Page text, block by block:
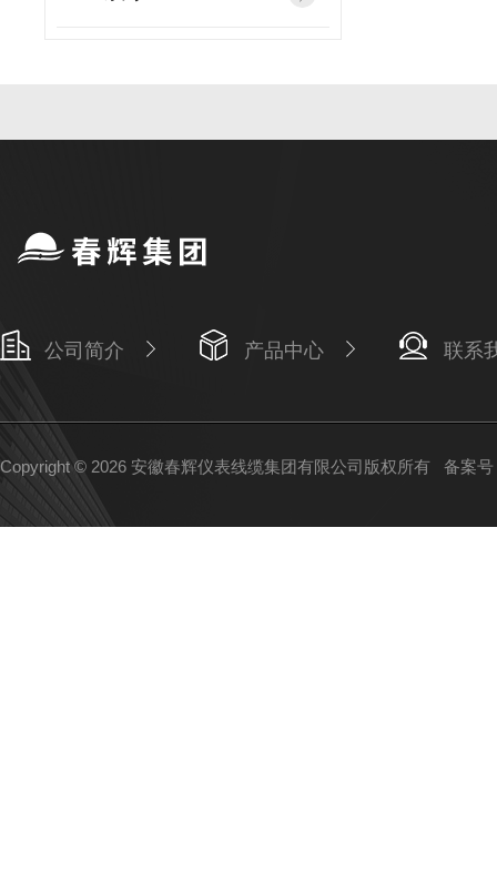
公司简介 产品中心 联系
Copyright © 2026 安徽春辉仪表线缆集团有限公司版权所有 备案号